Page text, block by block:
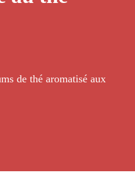
de thé aromatisé aux